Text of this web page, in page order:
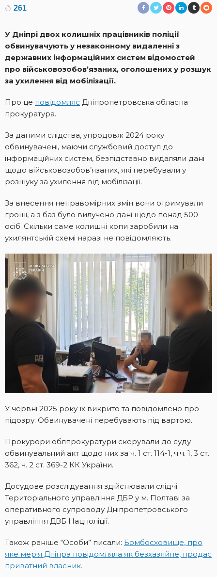
261
У Дніпрі двох колишніх працівників поліції
обвинувачують у незаконному видаленні з
державних інформаційних систем відомостей
про військовозобов’язаних, оголошених у розшук
за ухилення від мобілізації.
Про це повідомляє Дніпропетровська обласна
прокуратура.
За даними слідства, упродовж 2024 року
обвинувачені, маючи службовий доступ до
інформаційних систем, безпідставно видаляли дані
щодо військовозобов’язаних, які перебували у
розшуку за ухилення від мобілізації.
За внесення неправомірних змін вони отримували
гроші, а з баз було вилучено дані щодо понад 500
осіб. Скільки саме колишні копи заробили на
ухилянтській схемі наразі не повідомляють.
У червні 2025 року їх викрито та повідомлено про
підозру. Обвинувачені перебувають під вартою.
Прокурори облпрокуратури скерували до суду
обвинувальний акт щодо них за ч. 1 ст. 114-1, ч.ч. 1, 3 ст.
362, ч. 2 ст. 369-2 КК України.
Досудове розслідування здійснювали слідчі
Територіального управління ДБР у м. Полтаві за
оперативного супроводу Дніпропетровського
управління ДВБ Нацполіції.
Також раніше “Особи” писали: Бомбосховище, про
яке мерія Дніпра повідомляла як безхазяйне, продає
приватний власник.